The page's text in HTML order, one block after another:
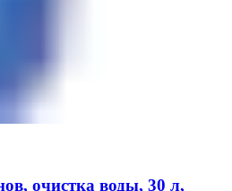
очистка воды, 30 л,